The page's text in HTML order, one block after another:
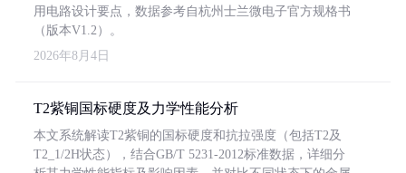
用电路设计要点，数据参考自杭州士兰微电子官方规格书
（版本V1.2）。
2026年8月4日
T2紫铜国标硬度及力学性能分析
本文系统解读T2紫铜的国标硬度和抗拉强度（包括T2及
T2_1/2H状态），结合GB/T 5231-2012标准数据，详细分